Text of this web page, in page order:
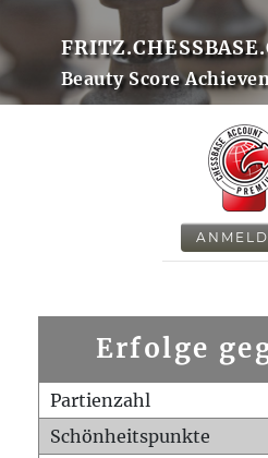
Beauty Score
Erfolge
Partienzahl
Schönheitspunkte